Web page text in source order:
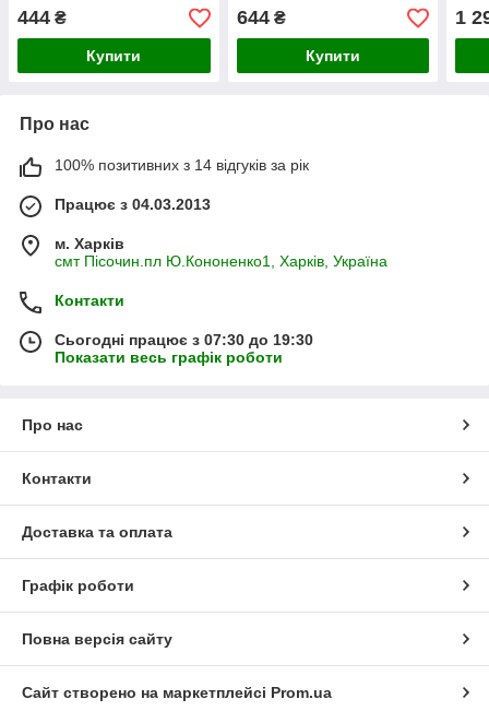
444 ₴
Купити
644₴
Купити
1
Про нас
100% позитивних з 14 відгуків за рік
Працює з 04.03.2013
м. Харків
смт Пісочин.пл Ю.Кононенко1, Харків, Україна
Контакти
Сьогодні працює з 07:30 до 19:30
Показати весь графік роботи
Про нас
Контакти
Доставка та оплата
Графік роботи
Повна версія сайту
Сайт створено на маркетплейсі Prom.ua